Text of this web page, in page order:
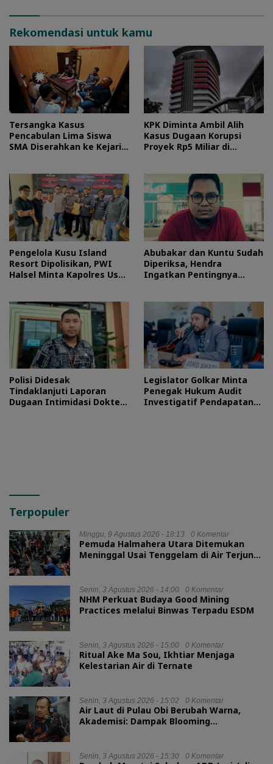
Rekomendasi untuk kamu
Tersangka Kasus
Pencabulan Lima Siswa
SMA Diserahkan ke Kejari
KPK Diminta Ambil Alih
Kasus Dugaan Korupsi
Proyek Rp5 Miliar di
Pengelola Kusu Island
Resort Dipolisikan, PWI
Halsel Minta Kapolres Usut
Abubakar dan Kuntu Sudah
Diperiksa, Hendra
Ingatkan Pentingnya
Polisi Didesak
Tindaklanjuti Laporan
Dugaan Intimidasi Dokter
Legislator Golkar Minta
Penegak Hukum Audit
Investigatif Pendapatan
Terpopuler
Minggu, 9 Agustus 2026 - 18:13 0 Komentar
Pemuda Halmahera Utara Ditemukan
Meninggal Usai Tenggelam di Air Terjun
Senin, 3 Agustus 2026 - 14:00 0 Komentar
NHM Perkuat Budaya Good Mining
Practices melalui Binwas Terpadu ESDM
Senin, 3 Agustus 2026 - 15:00 0 Komentar
Ritual Ake Ma Sou, Ikhtiar Menjaga
Kelestarian Air di Ternate
Senin, 3 Agustus 2026 - 15:02 0 Komentar
Air Laut di Pulau Obi Berubah Warna,
Akademisi: Dampak Blooming
Senin, 3 Agustus 2026 - 15:30 0 Komentar